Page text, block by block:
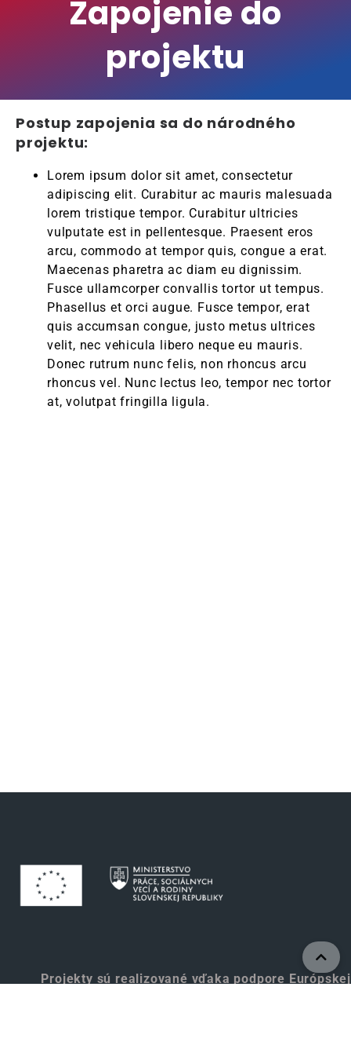
Zapojenie do
projektu
Postup zapojenia sa do národného
projektu:
Lorem ipsum dolor sit amet, consectetur
adipiscing elit. Curabitur ac mauris malesuada
lorem tristique tempor. Curabitur ultricies
vulputate est in pellentesque. Praesent eros
arcu, commodo at tempor quis, congue a erat.
Maecenas pharetra ac diam eu dignissim.
Fusce ullamcorper convallis tortor ut tempus.
Phasellus et orci augue. Fusce tempor, erat
quis accumsan congue, justo metus ultrices
velit, nec vehicula libero neque eu mauris.
Donec rutrum nunc felis, non rhoncus arcu
rhoncus vel. Nunc lectus leo, tempor nec tortor
at, volutpat fringilla ligula.
Projekty sú realizované vďaka podpore Európskej